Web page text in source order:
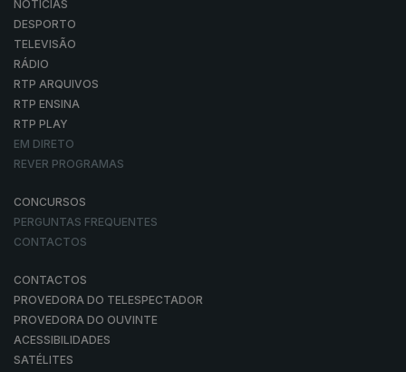
NOTÍCIAS
DESPORTO
TELEVISÃO
RÁDIO
RTP ARQUIVOS
RTP ENSINA
RTP PLAY
EM DIRETO
REVER PROGRAMAS
CONCURSOS
PERGUNTAS FREQUENTES
CONTACTOS
CONTACTOS
PROVEDORA DO TELESPECTADOR
PROVEDORA DO OUVINTE
ACESSIBILIDADES
SATÉLITES